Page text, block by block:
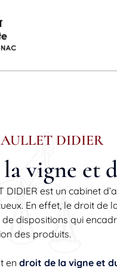
DIDIER
vigne et
DIDIER est un cabinet
En effet, le droit de
de dispositions qui
des produits.
en droit de la vigne et